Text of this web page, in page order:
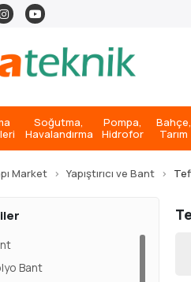
Soğutma,
Havalandırma
Pompa,
Hidrofor
Bahçe,
Tarım
Market Yapıştırıcı ve Bant
Bant